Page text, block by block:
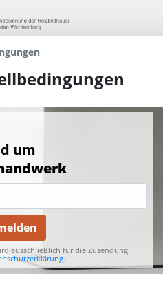
um
ausschließlich für die Zusendung
.